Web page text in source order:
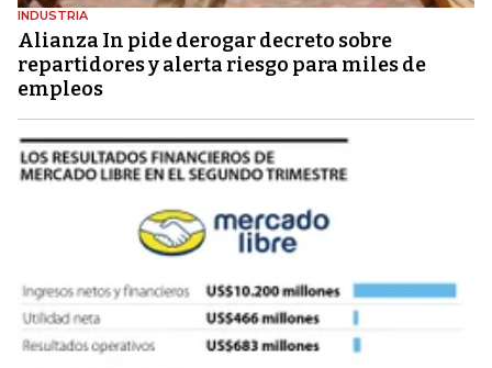
INDUSTRIA
Alianza In pide derogar decreto sobre
repartidores y alerta riesgo para miles de
empleos